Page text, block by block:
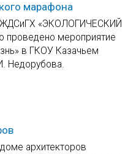
марафона
«ЭКОЛОГИЧЕСКИЙ
мероприятие
в ГКОУ Казачьем
Недорубова.
архитекторов